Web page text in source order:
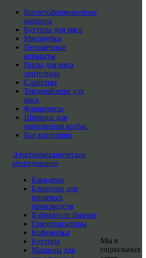
Котлетоформовочные
машины
Куттеры для мяса
Мясорубки
Пельменные
аппараты
Пилы для мяса
ленточные
Слайсеры
Тендерайзеры для
мяса
Фаршемесы
Шприцы для
наполнения колбас
Все категории
Электромеханическое
оборудование
Блендеры
Бликсеры для
пищевых
производств
Взбиватели барные
Гомогенизаторы
Кофемолки
Куттеры
Машины для
Мы в
социальных